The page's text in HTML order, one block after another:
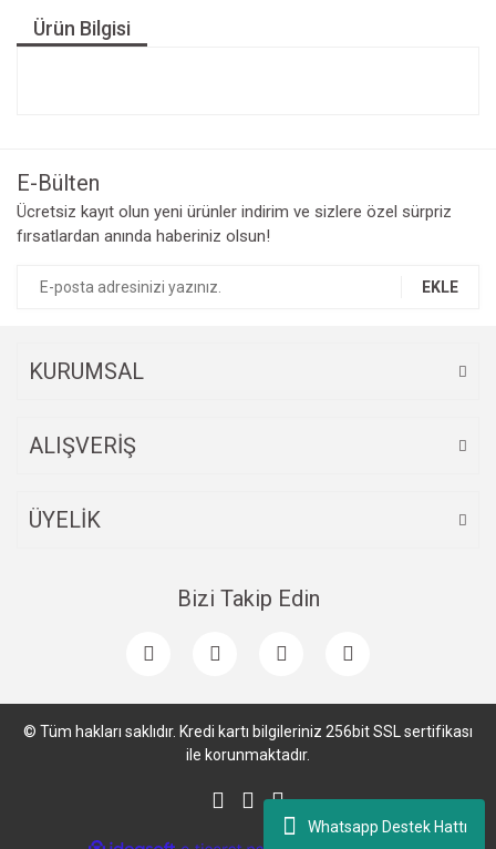
Whatsapp Destek Hattı
Ürün Bilgisi
E-Bülten
Ücretsiz kayıt olun yeni ürünler indirim ve sizlere özel sürpriz
fırsatlardan anında haberiniz olsun!
EKLE
KURUMSAL
ALIŞVERİŞ
ÜYELİK
Bizi Takip Edin
© Tüm hakları saklıdır. Kredi kartı bilgileriniz 256bit SSL sertifikası
ile korunmaktadır.